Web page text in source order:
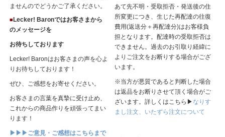
ませんのでどうかご了承ください。
■Lecker! Baronではお客さまから
のメッセージを
お待ちしております
Lecker! Baronはお客さまの声を心よ
りお待ちしております！
ぜひ、ご感想をお寄せください。
お客さまの言葉を真摯に受け止め、
これからの商品作りを頑張ってまい
ります！
▶▶▶ご意見・ご感想はこちらまで
あて先不明・受取拒否・発送後の住
所変更につき、生じた再配達の往復
費用(返送分＋再配達分)はお客様負
担となります。配達時の受取拒否は
できません。過去のお引取り経緯に
よりご注文をお断りする場合がござ
います。
※当方が悪質であると判断した場合
は返品をお断りさせて頂く場合がご
ざいます。詳しくはこちら▶ なりす
まし注文、いたずら注文について